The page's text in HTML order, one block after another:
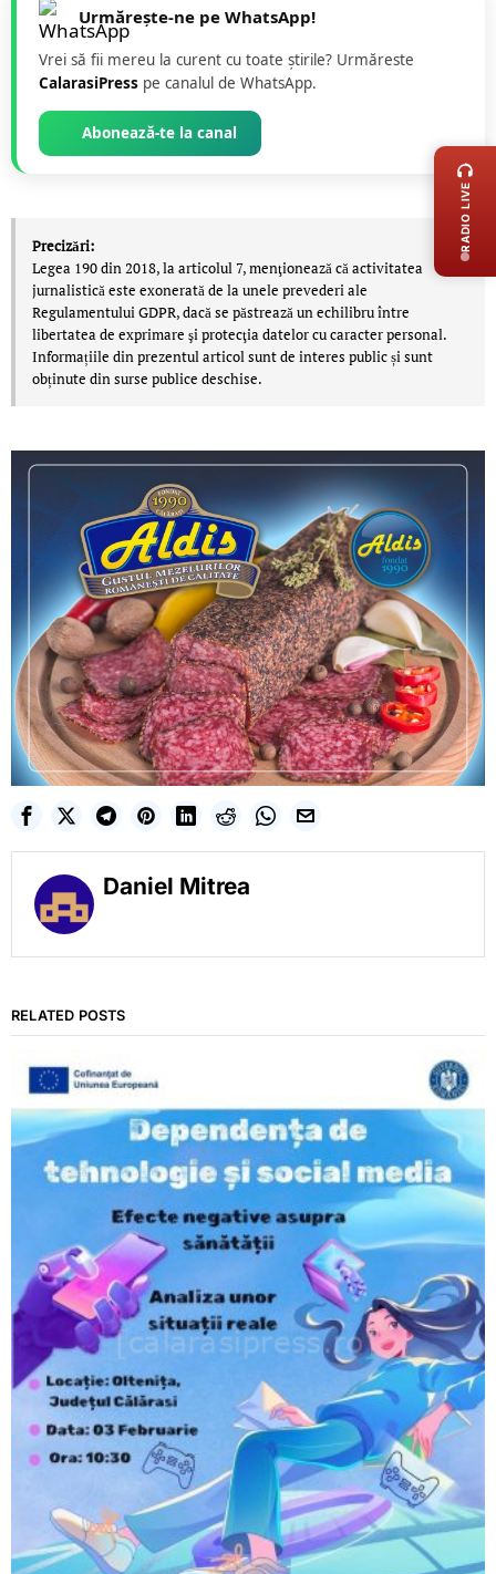
Urmărește-ne pe WhatsApp!
Vrei să fii mereu la curent cu toate știrile? Urmăreste
CalarasiPress pe canalul de WhatsApp.
Abonează-te la canal
Precizări:
Legea 190 din 2018, la articolul 7, menţionează că activitatea
jurnalistică este exonerată de la unele prevederi ale
Regulamentului GDPR, dacă se păstrează un echilibru între
libertatea de exprimare şi protecţia datelor cu caracter personal.
Informațiile din prezentul articol sunt de interes public și sunt
obținute din surse publice deschise.
Daniel Mitrea
RELATED POSTS
RADIO LIVE